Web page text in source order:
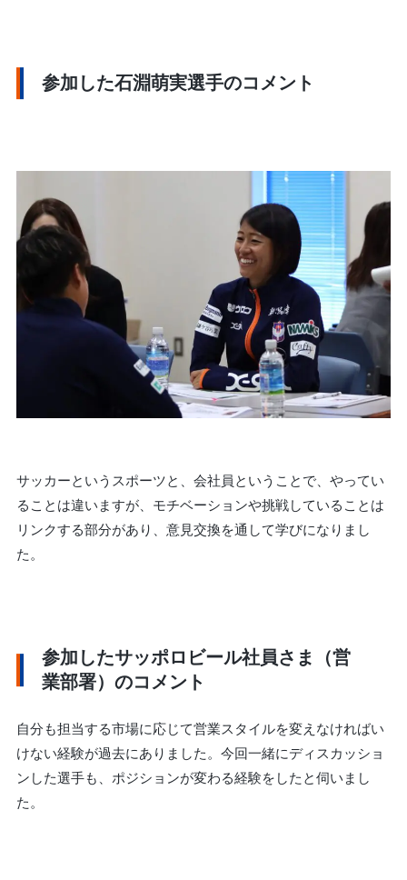
参加した石淵萌実選手のコメント
サッカーというスポーツと、会社員ということで、やってい
ることは違いますが、モチベーションや挑戦していることは
リンクする部分があり、意見交換を通して学びになりまし
た。
参加したサッポロビール社員さま（営
業部署）のコメント
自分も担当する市場に応じて営業スタイルを変えなければい
けない経験が過去にありました。今回一緒にディスカッショ
ンした選手も、ポジションが変わる経験をしたと伺いまし
た。